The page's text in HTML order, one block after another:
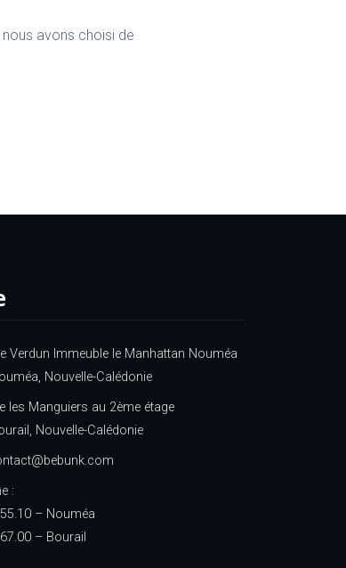
avons choisi de
Verdun Immeuble le Manhattan Nouméa
Nouvelle-Calédonie
les Manguiers au 2ème étage
Nouvelle-Calédonie
:
– Nouméa
– Bourail